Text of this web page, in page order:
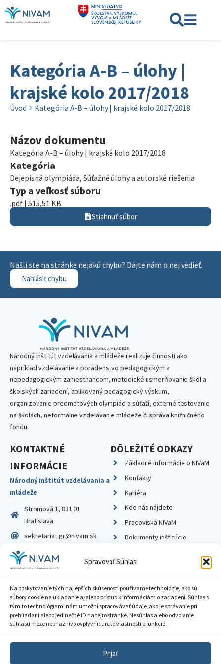
Spravovať Súhlas
Na poskytovanie tých najlepších skúseností používame technológie, ako sú
súbory cookie na ukladanie a/alebo prístup k informáciám o zariadení. Súhlas s
týmito technológiami nám umožní spracovávať údaje, ako je správanie pri
prehliadaní alebo jedinečné ID na tejto stránke. Nesúhlas alebo odvolanie
súhlasu môže nepriaznivo ovplyvniť určité vlastnosti a funkcie.
Prijať
Kategória A-B – úlohy |
krajské kolo 2017/2018
Úvod Kategória A-B – úlohy | krajské kolo 2017/2018
Názov dokumentu
Kategória A-B – úlohy | krajské kolo 2017/2018
Kategória
Dejepisná olympiáda, Súťažné úlohy a autorské riešenia
Typ a veľkosť súboru
.pdf | 515,51 KB
Stiahnuť súbor
Našli ste na stránke nejakú chybu? Dajte nám o nej vedieť.
Nahlásiť chybu
Národný inštitút vzdelávania a mládeže realizuje činnosti ako
napríklad vzdelávanie a poradenstvo pedagogickým a
nepedagogickým zamestnancom, metodické usmerňovanie škôl a
školských zariadení, aplikovaný pedagogický výskum,
organizovanie predmetových olympiád a súťaží, externé testovanie
na školách, neformálne vzdelávanie mládeže či správa knižničného
fondu.
KONTAKTNÉ
INFORMÁCIE
Národný inštitút vzdelávania a
mládeže
Stromová 1, 831 01
Bratislava
sekretariat.gr@nivam.sk
IČO: 00164348
DIČ: 2020798714
DÔLEŽITÉ ODKAZY
Základné informácie o NIVaM
Kontakty
Kariéra
Kde nás nájdete
Pracoviská NIVaM
Dokumenty inštitúcie
Zásady ochrany súkromia
Sprístupnenie informácií